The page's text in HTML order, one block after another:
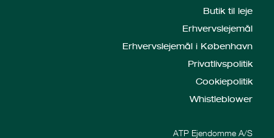
Butik til leje
Erhvervslejemål
Erhvervslejemål i København
Privatlivspolitik
Cookiepolitik
Whistleblower
ATP Ejendomme A/S